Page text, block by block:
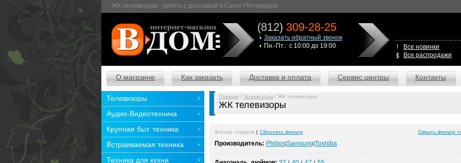
ЖК телевизоры - купить с доставкой в Санкт-Петербурге
(812) 309-28-25
Заказать обратный звонок
Пн.-Пт.: с 10:00 до 19:00
Все новинки
Все распродажи
О магазине Как заказать Доставка и оплата Сервис центры Контакты
Главная / Телевизоры / ЖК телевизоры
ЖК телевизоры
Фильтр товаров | Сбросить фильтр Скрыть фильтр
Производитель: Philips|Samsung|Toshiba
Телевизоры
Аудио-Видеотехника
Крупная быт. техника
Встраиваемая техника
Техника для кухни